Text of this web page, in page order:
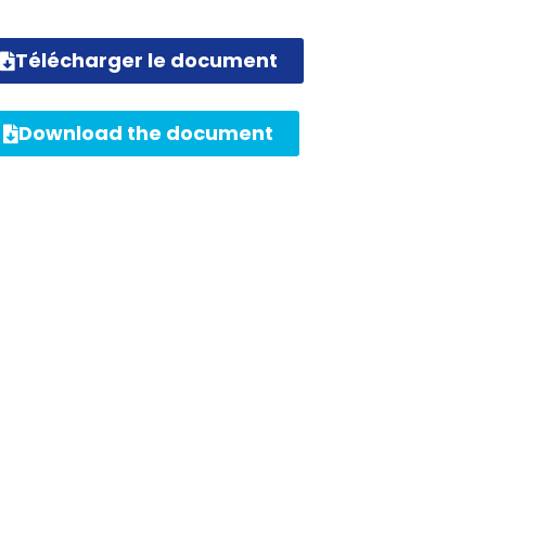
Télécharger le document
Download the document